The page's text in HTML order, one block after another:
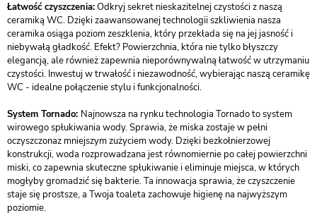
Łatwość czyszczenia:Odkryj sekret nieskazitelnej czystości z naszą
ceramiką WC. Dzięki zaawansowanej technologii szkliwienia nasza
ceramika osiąga poziom zeszklenia, który przekłada się na jej jasność i
niebywałą gładkość. Efekt? Powierzchnia, która nie tylko błyszczy
elegancją, ale również zapewnia nieporównywalną łatwość w utrzymaniu
czystości. Inwestuj w trwałość i niezawodność, wybierając naszą ceramikę
WC - idealne połączenie stylu i funkcjonalności.
System Tornado: Najnowsza na rynku technologia Tornado to system
wirowego spłukiwania wody. Sprawia, że miska zostaje w pełni
oczyszczonaz mniejszym zużyciem wody. Dzięki bezkołnierzowej
konstrukcji, woda rozprowadzana jest równomiernie po całej powierzchni
miski, co zapewnia skuteczne spłukiwanie i eliminuje miejsca, w których
mogłyby gromadzić się bakterie. Ta innowacja sprawia, że czyszczenie
staje się prostsze, a Twoja toaleta zachowuje higienę na najwyższym
poziomie.